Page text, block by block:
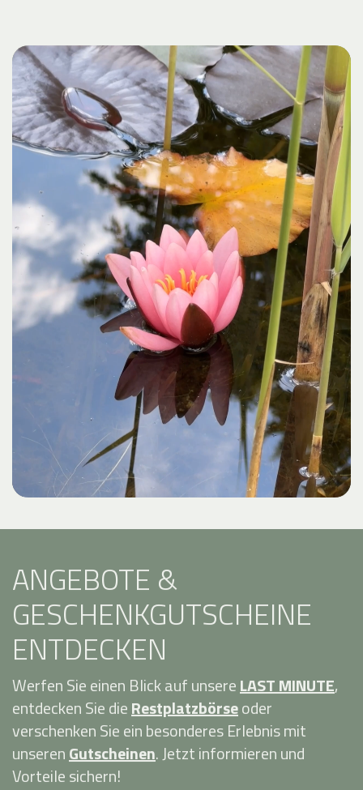
ANGEBOTE &
GESCHENKGUTSCHEINE
ENTDECKEN
Werfen Sie einen Blick auf unsereLAST MINUTE,
entdecken Sie dieRestplatzbörseoder
verschenken Sie ein besonderes Erlebnis mit
unserenGutscheinen. Jetzt informieren und
Vorteile sichern!